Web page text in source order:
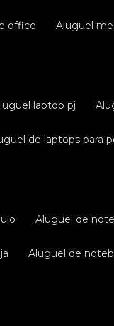
office aluguel
aluguel laptop pj
de laptops para
aluguel de
aluguel de